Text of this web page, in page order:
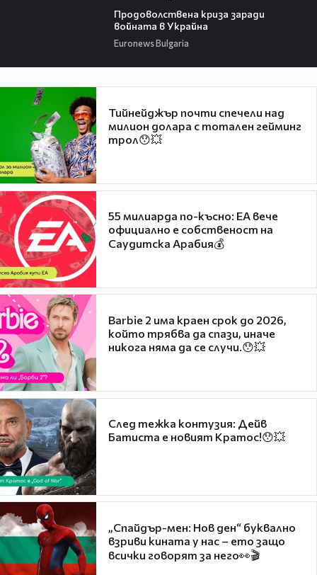
Продоволствена криза заради
войната в Украйна
Euronews Bulgaria
Тийнейджър почти спечели над
милион долара с тотален гейминг
трол😯💥
55 милиарда по-късно: EA вече
официално е собственост на
Саудитска Арабия💰
Barbie 2 има краен срок до 2026,
който трябва да спази, иначе
никога няма да се случи.😯💥
След тежка контузия: Дейв
Батиста е новият Кратос!😯💥
„Спайдър-мен: Нов ден“ буквално
взриви кината у нас – ето защо
всички говорят за него👀🎬